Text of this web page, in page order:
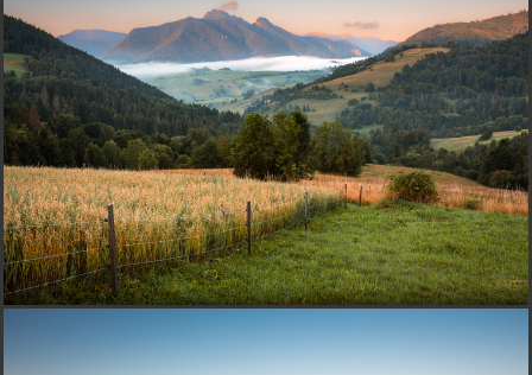
RasG pred 14 rokmi
to je správny fanúšik, prišiel si ich vypočuť!!! :-)))) (inak fajn
snímok)
M Marcela pred 14 rokmi
výborný moment :-)